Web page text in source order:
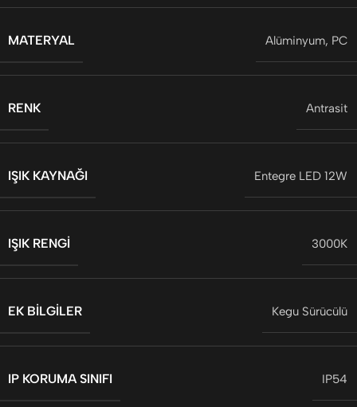
MATERYAL Alüminyum, PC
RENK Antrasit
IŞIK KAYNAĞI Entegre LED 12W
IŞIK RENGI 3000K
EK BILGILER Kegu Sürücülü
IP KORUMA SINIFI IP54